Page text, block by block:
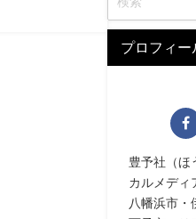
プロフィー
豊予社（ほ
カルメディ
八幡浜市・